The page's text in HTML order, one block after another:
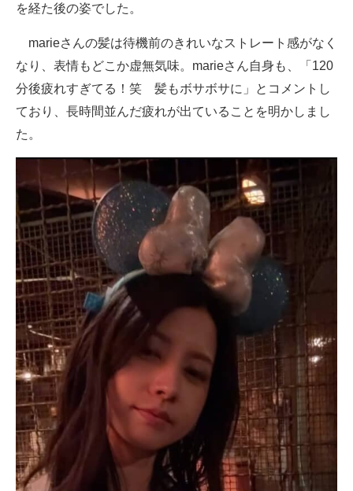
を経た後の姿でした。
marieさんの髪は待機前のきれいなストレート感がなく
なり、表情もどこか虚無気味。marieさん自身も、「120
分後疲れすぎてる！笑 髪もボサボサに」とコメントし
ており、長時間並んだ疲れが出ていることを明かしまし
た。